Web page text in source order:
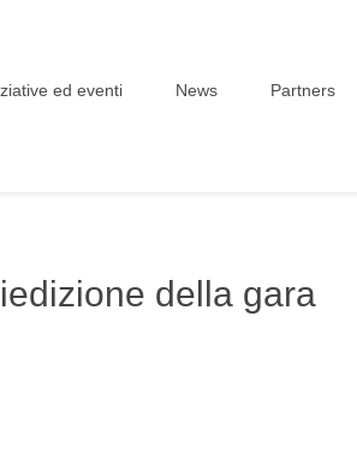
ed eventi News Partners
della gara